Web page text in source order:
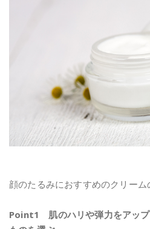
顔のたるみにおすすめのクリーム
Point1 肌のハリや弾力をアップ